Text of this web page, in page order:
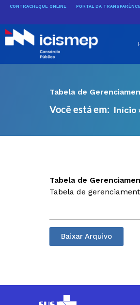
conteúdo
CONTRACHEQUE ONLINE PORTAL DA
Tabela de
Você está em: Início
Tabela de
Tabela de
Baixar Arquivo